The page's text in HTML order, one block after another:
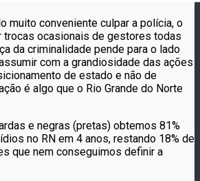
muito conveniente culpar a polícia, o
trocas ocasionais de gestores todas
da criminalidade pende para o lado
com a grandiosidade das ações
de estado e não de
é algo que o Rio Grande do Norte
e negras (pretas) obtemos 81%
no RN em 4 anos, restando 18% de
que nem conseguimos definir a